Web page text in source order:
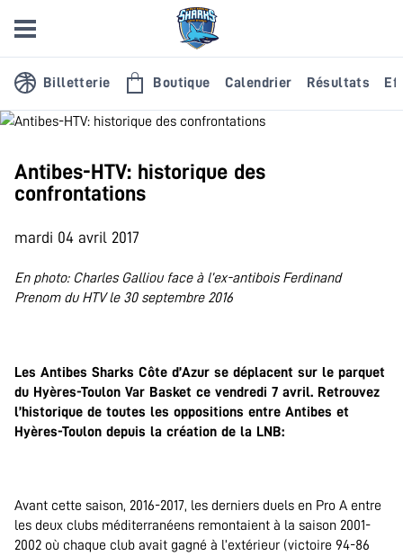
Billetterie Boutique Calendrier Résultats
Antibes-HTV: historique des
confrontations
mardi 04 avril 2017
En photo: Charles Galliou face à l’ex-antibois Ferdinand
Prenom du HTV le 30 septembre 2016
Les Antibes Sharks Côte d’Azur se déplacent sur le parquet
du Hyères-Toulon Var Basket ce vendredi 7 avril. Retrouvez
l’historique de toutes les oppositions entre Antibes et
Hyères-Toulon depuis la création de la LNB:
Avant cette saison, 2016-2017, les derniers duels en Pro A entre
les deux clubs méditerranéens remontaient à la saison 2001-
2002 où chaque club avait gagné à l’extérieur (victoire 94-86